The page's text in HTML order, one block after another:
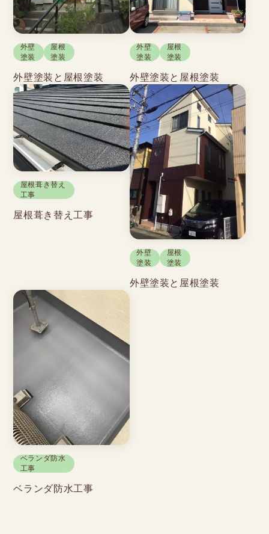
外壁
塗装
屋根
塗装
外壁塗装と屋根塗装
外壁
塗装
屋根
塗装
外壁塗装と屋根塗装
屋根葺き替え
工事
屋根葺き替え工事
外壁
塗装
屋根
塗装
外壁塗装と屋根塗装
ベランダ防水
工事
ベランダ防水工事